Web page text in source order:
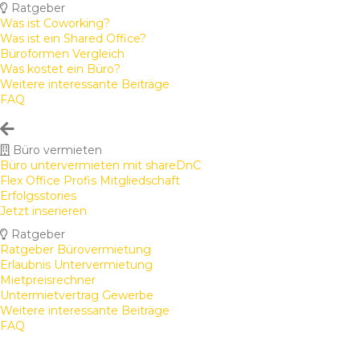
Ratgeber
Was ist Coworking?
Was ist ein Shared Office?
Büroformen Vergleich
Was kostet ein Büro?
Weitere interessante Beiträge
FAQ
Büro vermieten
Büro untervermieten mit shareDnC
Flex Office Profis Mitgliedschaft
Erfolgsstories
Jetzt inserieren
Ratgeber
Ratgeber Bürovermietung
Erlaubnis Untervermietung
Mietpreisrechner
Untermietvertrag Gewerbe
Weitere interessante Beiträge
FAQ